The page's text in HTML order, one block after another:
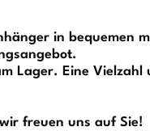
in bequemen
Lager. Eine Vielzahl
freuen uns auf Sie!